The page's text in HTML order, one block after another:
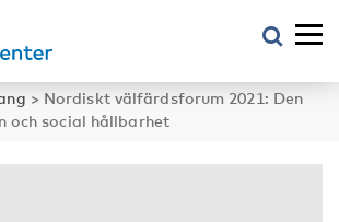
> Nordiskt välfärdsforum 2021: Den
och social hållbarhet